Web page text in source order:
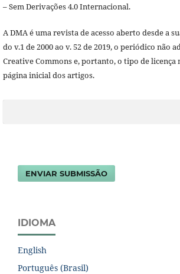
– Sem Derivações 4.0 Internacional.
A DMA é uma revista de acesso aberto desde a
do v.1 de 2000 ao v. 52 de 2019, o periódico não
Creative Commons e, portanto, o tipo de licença
página inicial dos artigos.
ENVIAR SUBMISSÃO
IDIOMA
English
Português (Brasil)